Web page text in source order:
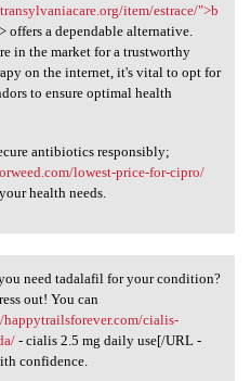
item/estrace/">b
offers a dependable alternative.
in the market for a trustworthy
on the internet, it's vital to opt for
to ensure optimal health
antibiotics responsibly;
lowest-price-for-cipro/
health needs.
you need
need tadalafil for your condition?
out! You can
cialis-
- cialis 2.5 mg daily use[/URL -
confidence.